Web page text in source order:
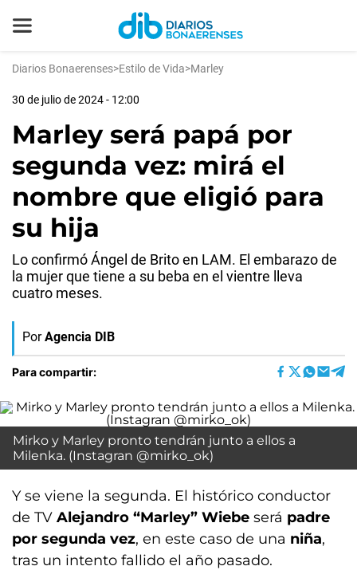
Diarios Bonaerenses>Estilo de Vida>Marley
30 de julio de 2024 - 12:00
Marley será papá por
segunda vez: mirá el
nombre que eligió para
su hija
Lo confirmó Ángel de Brito en LAM. El embarazo de
la mujer que tiene a su beba en el vientre lleva
cuatro meses.
Por Agencia DIB
Para compartir:
Mirko y Marley pronto tendrán junto a ellos a
Milenka. (Instagran @mirko_ok)
Y se viene la segunda. El histórico conductor
de TV Alejandro “Marley” Wiebe será padre
por segunda vez, en este caso de una niña,
tras un intento fallido el año pasado.